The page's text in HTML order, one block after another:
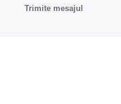
Trimite mesajul